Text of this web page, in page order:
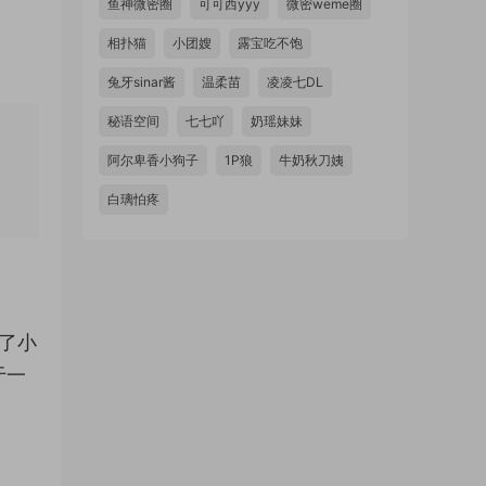
小
一
鱼神微密圈 可可西yyy 微密weme圈
相扑猫 小团嫂 露宝吃不饱
兔牙sinar酱 温柔苗 凌凌七DL
秘语空间 七七吖 奶瑶妹妹
阿尔卑香小狗子 1P狼 牛奶秋刀姨
白璃怕疼